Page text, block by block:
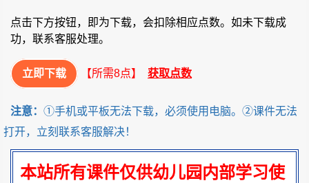
点击下方按钮，即为下载，会扣除相应点数。如未下载成
功，联系客服处理。
立即下载 【所需8点】 获取点数
注意： ①手机或平板无法下载，必须使用电脑。②课件无法
打开，立刻联系客服解决！
本站所有课件仅供幼儿园内部学习使